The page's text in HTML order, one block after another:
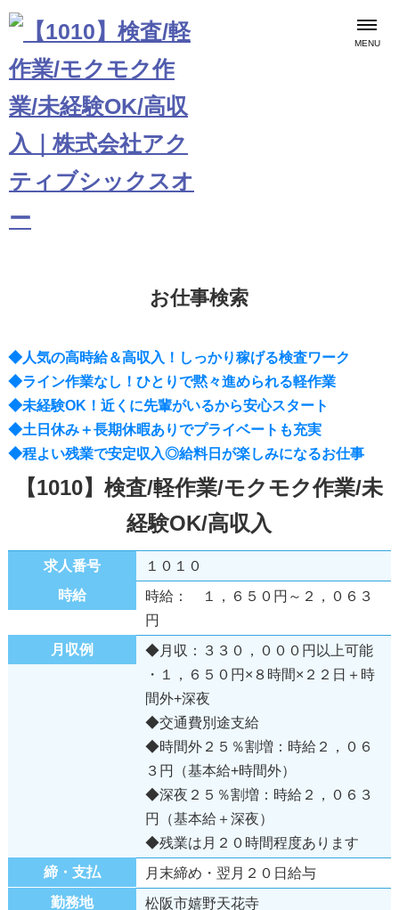
MENU
お仕事検索
◆人気の高時給＆高収入！しっかり稼げる検査ワーク
◆ライン作業なし！ひとりで黙々進められる軽作業
◆未経験OK！近くに先輩がいるから安心スタート
◆土日休み＋長期休暇ありでプライベートも充実
◆程よい残業で安定収入◎給料日が楽しみになるお仕事
【1010】検査/軽作業/モクモク作業/未
経験OK/高収入
求人番号
１０１０
時給
時給： １，６５０円～２，０６３
円
月収例
◆月収：３３０，０００円以上可能
・１，６５０円×８時間×２２日＋時
間外+深夜
◆交通費別途支給
◆時間外２５％割増：時給２，０６
３円（基本給+時間外）
◆深夜２５％割増：時給２，０６３
円（基本給＋深夜）
◆残業は月２０時間程度あります
締・支払
月末締め・翌月２０日給与
勤務地
松阪市嬉野天花寺